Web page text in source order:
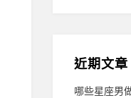
近期文章
哪些星座男